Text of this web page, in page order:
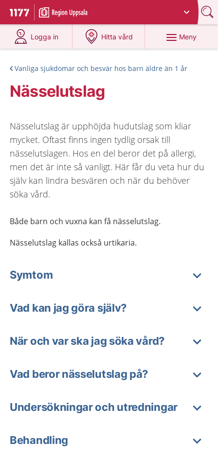
Till startsidan för 1177
Du har valt region
Logga in
på 1177.se
Hitta vård
på 1177.se
Meny
Vanliga sjukdomar och besvär hos barn äldre än 1 år
Nässelutslag
Nässelutslag är upphöjda hudutslag som kliar
mycket. Oftast finns ingen tydlig orsak till
nässelutslagen. Hos en del beror det på allergi,
men det är inte så vanligt. Här får du veta hur du
själv kan lindra besvären och när du behöver
söka vård.
Både barn och vuxna kan få nässelutslag.
Nässelutslag kallas också urtikaria.
Symtom
Vad kan jag göra själv?
När och var ska jag söka vård?
Vad beror nässelutslag på?
Undersökningar och utredningar
Behandling